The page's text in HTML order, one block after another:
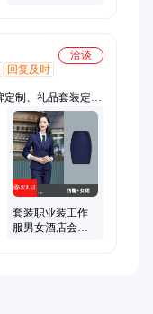
洽谈
回复及时
定制、礼品套装定
、冰箱贴定制、文创
礼定制、毛绒公仔
手礼定制、POLO
制、周年庆礼品定
套装职业装工作
服男女酒店会务